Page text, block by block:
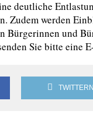
deutliche
Zudem werden
Bürgerinnen und
Sie bitte eine
TWITTERN